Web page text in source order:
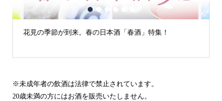
酒「春酒」特集！ 古城の街「犬山」の日本酒
1 2 3 5
※未成年者の飲酒は法律で禁止されています。
20歳未満の方にはお酒を販売いたしません。